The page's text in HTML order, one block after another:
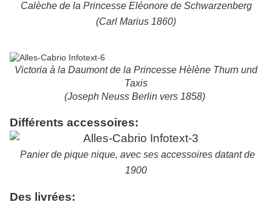
Calèche de la Princesse Eléonore de Schwarzenberg
(Carl Marius 1860)
Victoria à la Daumont de la Princesse Hèlène Thurn und
Taxis
(Joseph Neuss Berlin vers 1858)
Différents accessoires:
Panier de pique nique, avec ses accessoires datant de
1900
Des livrées: